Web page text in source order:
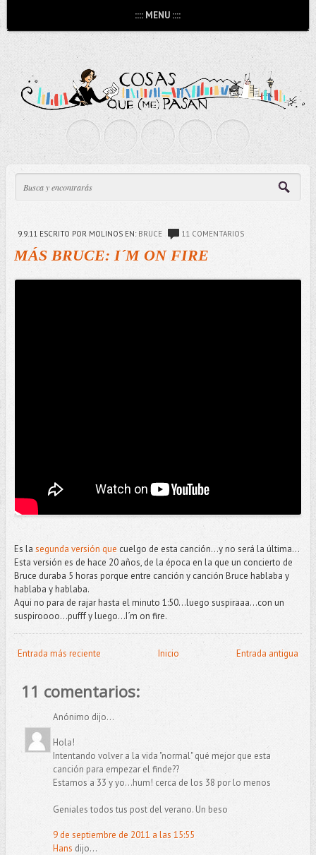
:::: MENU ::::
9.9.11 ESCRITO POR MOLINOS EN: BRUCE 11 COMENTARIOS
MÁS BRUCE: I´M ON FIRE
Es la segunda versión que cuelgo de esta canción...y no será la última...
Esta versión es de hace 20 años, de la época en la que un concierto de
Bruce duraba 5 horas porque entre canción y canción Bruce hablaba y
hablaba y hablaba.
Aqui no para de rajar hasta el minuto 1:50...luego suspiraaa...con un
suspiroooo...pufff y luego...I´m on fire.
Entrada más reciente Entrada antigua
Inicio
11 comentarios:
Anónimo dijo...
Hola!
Intentando volver a la vida "normal" qué mejor que esta
canción para empezar el finde??
Estamos a 33 y yo...hum! cerca de los 38 por lo menos
Geniales todos tus post del verano. Un beso
9 de septiembre de 2011 a las 15:55
Hans dijo...